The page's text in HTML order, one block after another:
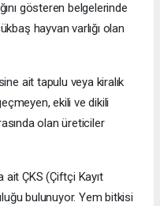
gösteren belgelerinde
hayvan varlığı olan
ait tapulu veya kiralık
ekili ve dikili
olan üreticiler
ait ÇKS (Çiftçi Kayıt
bulunuyor. Yem bitkisi